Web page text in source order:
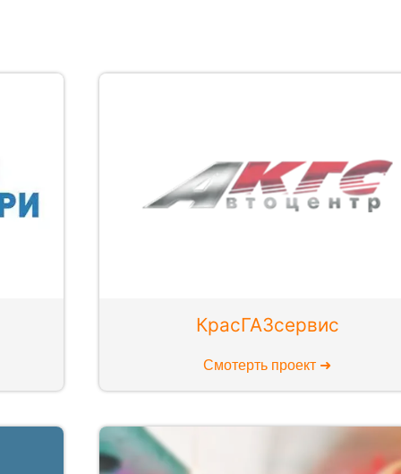
КрасГАЗсервис
Смотерть проект ➜